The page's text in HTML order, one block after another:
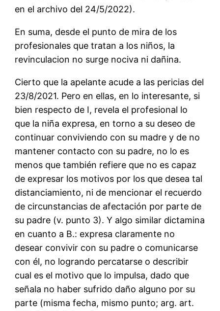
en el archivo del 24/5/2022).
En suma, desde el punto de mira de los
profesionales que tratan a los niños, la
revinculacion no surge nociva ni dañina.
Cierto que la apelante acude a las pericias del
23/8/2021. Pero en ellas, en lo interesante, si
bien respecto de I, revela el profesional lo
que la niña expresa, en torno a su deseo de
continuar conviviendo con su madre y de no
mantener contacto con su padre, no lo es
menos que también refiere que no es capaz
de expresar los motivos por los que desea tal
distanciamiento, ni de mencionar el recuerdo
de circunstancias de afectación por parte de
su padre (v. punto 3). Y algo similar dictamina
en cuanto a B.: expresa claramente no
desear convivir con su padre o comunicarse
con él, no logrando percatarse o describir
cual es el motivo que lo impulsa, dado que
señala no haber sufrido daño alguno por su
parte (misma fecha, mismo punto; arg. art.